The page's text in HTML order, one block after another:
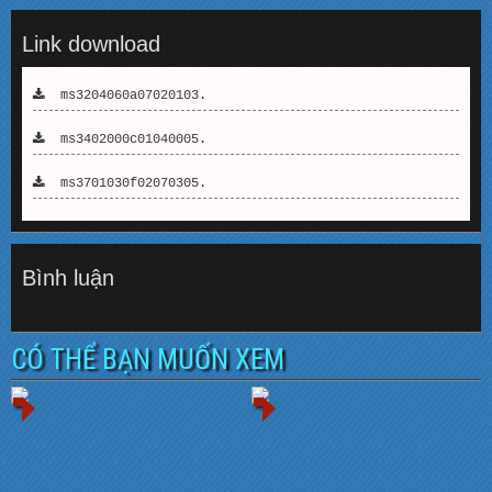
Link download
ms3204060a07020103.
ms3402000c01040005.
ms3701030f02070305.
Bình luận
CÓ THỂ BẠN MUỐN XEM